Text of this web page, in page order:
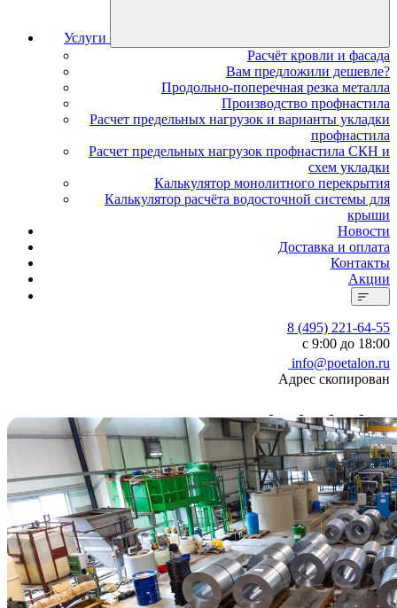
Услуги
Расчёт кровли и фасада
Вам предложили дешевле?
Продольно-поперечная резка металла
Производство профнастила
Расчет предельных нагрузок и варианты укладки
профнастила
Расчет предельных нагрузок профнастила СКН и
схем укладки
Калькулятор монолитного перекрытия
Калькулятор расчёта водосточной системы для
крыши
Новости
Доставка и оплата
Контакты
Акции
8 (495) 221-64-55
с 9:00 до 18:00
info@poetalon.ru
Адрес скопирован